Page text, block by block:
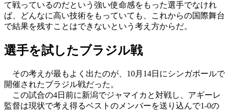
て戦っているのだという強い使命感をもった選手でなけれ
ば、どんなに高い技術をもっていても、これからの国際舞台
で結果を残すことはできないという考え方からだ。
選手を試したブラジル戦
その考えが最もよく出たのが、10月14日にシンガポールで
開催されたブラジル戦だった。
この試合の4日前に新潟でジャマイカと対戦し、アギーレ
監督は現状で考え得るベストのメンバーを送り込んで1-0の